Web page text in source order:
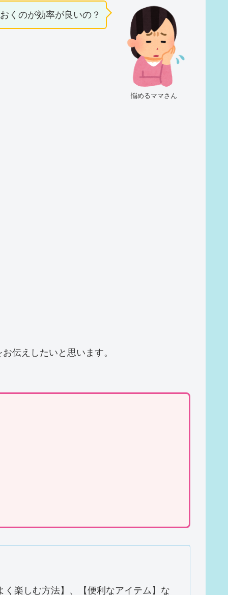
悩めるママさん
くのが効率が良いの？
伝えしたいと思います。
楽しむ方法】、【便利なアイテム】な